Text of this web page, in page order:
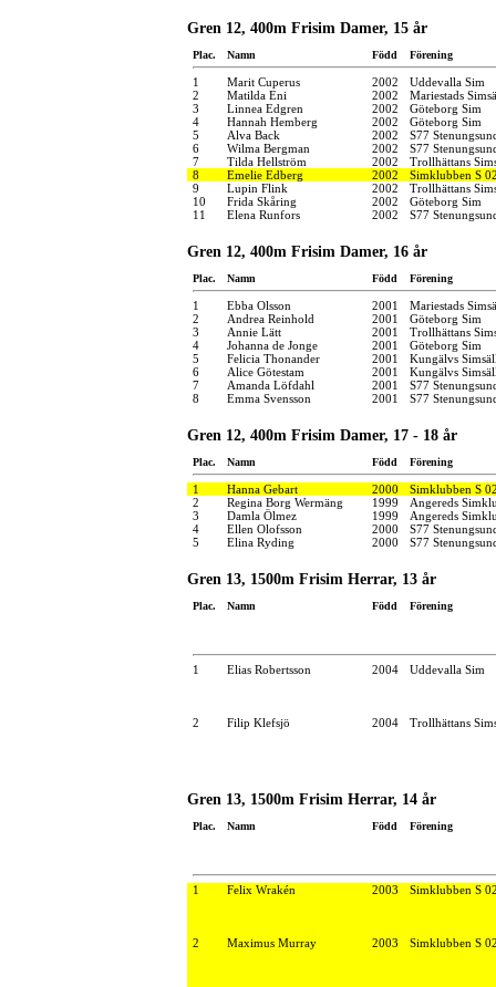
Gren 12, 400m Frisim Damer, 15 år
Plac. Namn Född Förening
1 Marit Cuperus 2002
Uddevalla Sim
2
Matilda Eni 2002
Mariestads
3
Linnea Edgren 2002
Göteborg Sim
4
Hannah Hemberg 2002
Göteborg Sim
5
Alva Back 2002
S77
6
Wilma Bergman 2002
S77
7
Tilda Hellström 2002
Trollhättans
8
Emelie Edberg 2002
Simklubben S
9
Lupin Flink 2002
Trollhättans
10
Frida Skåring 2002
Göteborg Sim
11
Elena Runfors 2002 S77
Gren 12, 400m Frisim Damer, 16 år
Plac. Namn Född Förening
1 Ebba Olsson 2001
Mariestads
2
Andrea Reinhold 2001
Göteborg Sim
3
Annie Lätt 2001
Trollhättans
4
Johanna de Jonge 2001
Göteborg Sim
5
Felicia Thonander 2001
Kungälvs
6
Alice Götestam 2001
Kungälvs
7
Amanda Löfdahl 2001
S77
8
Emma Svensson 2001 S77
Gren 12, 400m Frisim Damer, 17 - 18 år
Plac. Namn Född Förening
1 Hanna Gebart 2000
Simklubben S
2
Regina Borg Wermäng 1999
Angereds
3
Damla Ölmez 1999
Angereds
4
Ellen Olofsson 2000
S77
5
Elina Ryding 2000 S77
Gren 13, 1500m Frisim Herrar, 13 år
Plac. Namn Född Förening
1 Elias Robertsson 2004 Uddevalla Sim
2 Filip Klefsjö 2004 Trollhättans
Gren 13, 1500m Frisim Herrar, 14 år
Plac. Namn Född Förening
1 Felix Wrakén 2003 Simklubben S
2 Maximus Murray 2003 Simklubben S